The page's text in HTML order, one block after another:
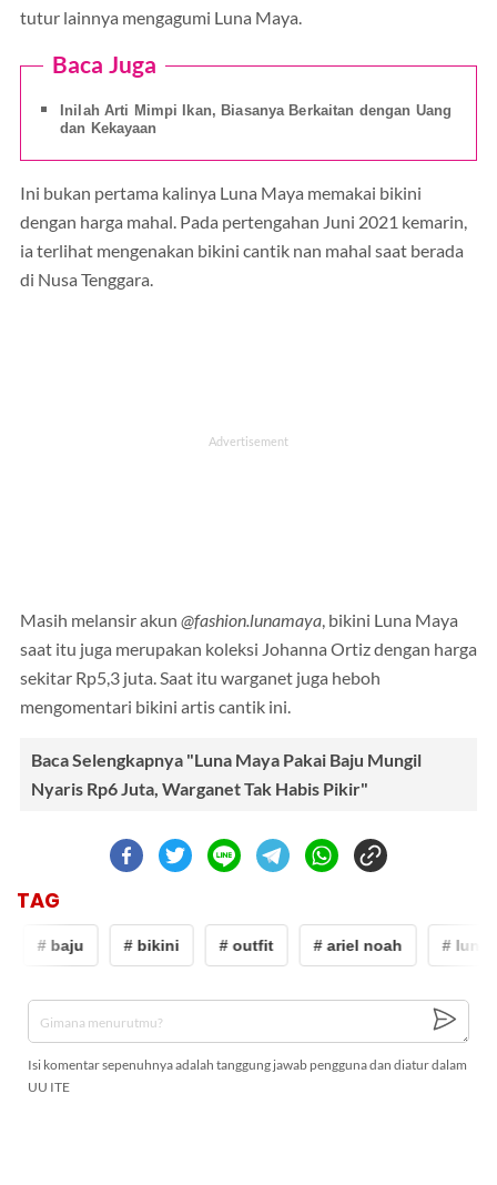
tutur lainnya mengagumi Luna Maya.
Baca Juga
Inilah Arti Mimpi Ikan, Biasanya Berkaitan dengan Uang
dan Kekayaan
Ini bukan pertama kalinya Luna Maya memakai bikini
dengan harga mahal. Pada pertengahan Juni 2021 kemarin,
ia terlihat mengenakan bikini cantik nan mahal saat berada
di Nusa Tenggara.
Masih melansir akun @fashion.lunamaya, bikini Luna Maya
saat itu juga merupakan koleksi Johanna Ortiz dengan harga
sekitar Rp5,3 juta. Saat itu warganet juga heboh
mengomentari bikini artis cantik ini.
Baca Selengkapnya "Luna Maya Pakai Baju Mungil
Nyaris Rp6 Juta, Warganet Tak Habis Pikir"
TAG
# baju # bikini # outfit # ariel noah # luna
Isi komentar sepenuhnya adalah tanggung jawab pengguna dan diatur dalam
UU ITE